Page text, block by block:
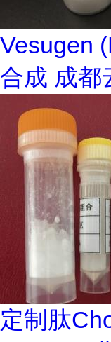
Vesugen
合成 成都
定制肽